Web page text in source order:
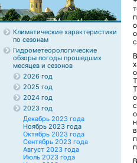
Климатические характеристики
по сезонам
Гидрометеорологические
обзоры погоды прошедших
месяцев и сезонов
2026 год
2025 год
2024 год
2023 год
Декабрь 2023 года
Ноябрь 2023 года
Октябрь 2023 года
Сентябрь 2023 года
Август 2023 года
Июль 2023 года